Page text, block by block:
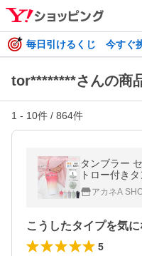
毎日引けるくじ 今すぐ
tor********さんの商
1 - 10件 / 864件
タンブラー
トロー付き
持ち運び 蓋
ブラー こぼ
アカネA
5